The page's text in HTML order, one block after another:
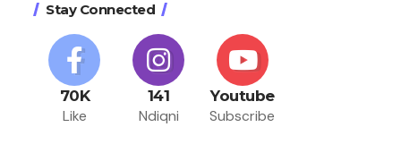
Stay Connected
70K
Like
141
Ndiqni
Youtube
Subscribe